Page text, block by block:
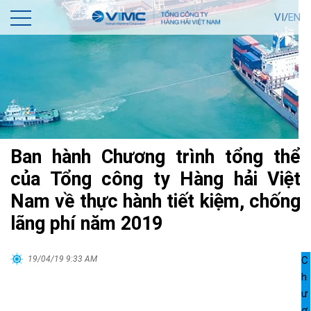
VI/EN
Ban hành Chương trình tổng thể
của Tổng công ty Hàng hải Việt
Nam về thực hành tiết kiệm, chống
lãng phí năm 2019
19/04/19 9:33 AM
C
h
ư